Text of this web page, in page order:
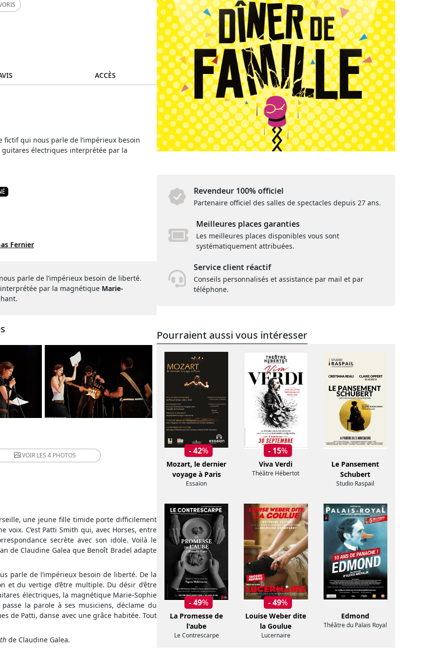
ACCÈS
qui nous parle de l’impérieux besoin
électriques interprétée par la
Fernier
parle de l’impérieux besoin de liberté.
par la magnétique Marie-
VOIR LES 4 PHOTOS
une jeune fille timide porte difficilement
voix. C’est Patti Smith qui, avec Horses, entre
secrète avec son idole. Voilà le
de Claudine Galea que Benoît Bradel adapte
parle de l’impérieux besoin de liberté. De la
et du vertige d’être multiple. Du désir d’être
électriques, la magnétique Marie-Sophie
la parole à ses musiciens, déclame du
de Patti, danse avec une grâce habitée. Tout
de Claudine Galea.
Revendeur 100% officiel
Partenaire officiel des salles de spectacles depuis 27 ans.
Meilleures places garanties
Les meilleures places disponibles vous sont
systématiquement attribuées.
Service client réactif
Conseils personnalisés et assistance par mail et par
téléphone.
Pourraient aussi vous intéresser
- 42%
Mozart, le dernier
voyage à Paris
Essaïon
- 15%
Viva Verdi
Théâtre Hébertot
Le Pansement
Schubert
Studio Raspail
- 49%
La Promesse de
l'aube
Le Contrescarpe
- 49%
Louise Weber dite
la Goulue
Lucernaire
Edmond
Théâtre du Palais Royal